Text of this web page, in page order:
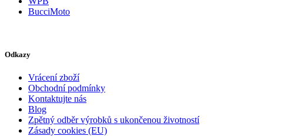
BucciMoto
Odkazy
Vrácení zboží
Obchodní podmínky
Kontaktujte nás
Blog
Zpětný odběr výrobků s ukončenou životností
Zásady cookies (EU)